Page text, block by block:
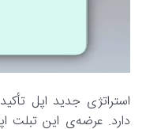
استراتژی جدید اپل